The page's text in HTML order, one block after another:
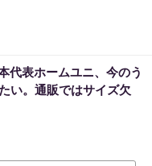
代表ホームユニ、今のう
い。通販ではサイズ欠